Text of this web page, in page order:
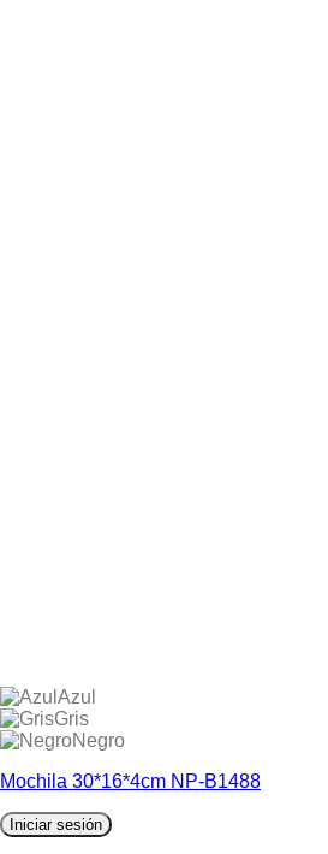
Azul
Gris
Negro
Mochila 30*16*4cm NP-B1488
Iniciar sesión